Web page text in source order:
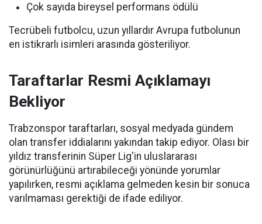
Çok sayıda bireysel performans ödülü
Tecrübeli futbolcu, uzun yıllardır Avrupa futbolunun
en istikrarlı isimleri arasında gösteriliyor.
Taraftarlar Resmi Açıklamayı
Bekliyor
Trabzonspor taraftarları, sosyal medyada gündem
olan transfer iddialarını yakından takip ediyor. Olası bir
yıldız transferinin Süper Lig'in uluslararası
görünürlüğünü artırabileceği yönünde yorumlar
yapılırken, resmi açıklama gelmeden kesin bir sonuca
varılmaması gerektiği de ifade ediliyor.